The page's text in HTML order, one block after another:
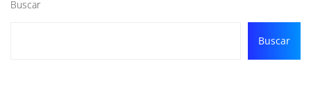
Buscar
Buscar